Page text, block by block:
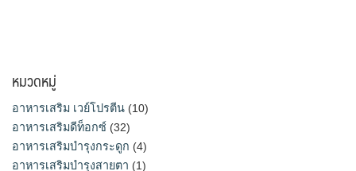
หมวดหมู่
อาหารเสริม เวย์โปรตีน (10)
อาหารเสริมดีท็อกซ์ (32)
อาหารเสริมบำรุงกระดูก (4)
อาหารเสริมบำรุงสายตา (1)